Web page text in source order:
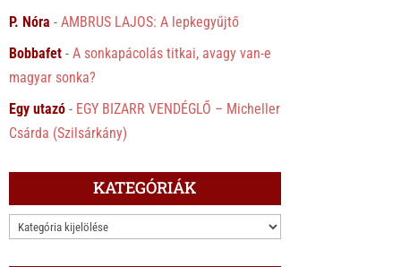
P. Nóra -AMBRUS LAJOS: A lepkegyűjtő
Bobbafet -A sonkapácolás titkai, avagy van-e
magyar sonka?
Egy utazó - EGY BIZARR VENDÉGLŐ – Micheller
Csárda (Szilsárkány)
KATEGÓRIÁK
KATEGÓRIÁK